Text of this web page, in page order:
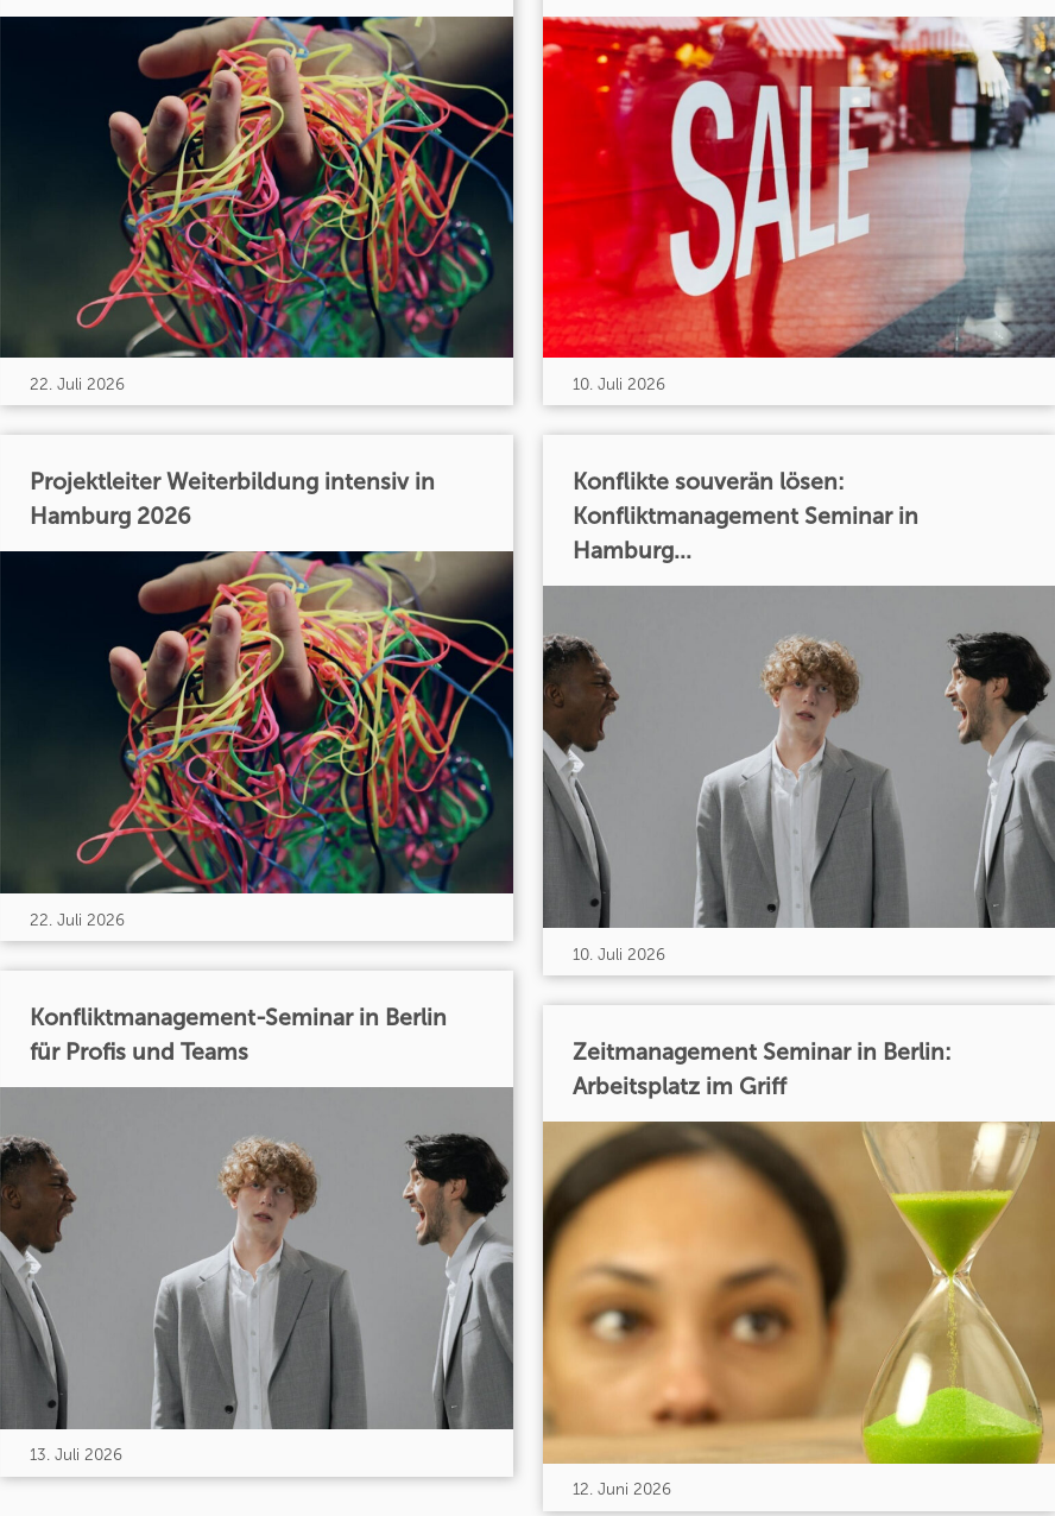
22. Juli 2026
Projektleiter Weiterbildung intensiv in
Hamburg 2026
22. Juli 2026
Konfliktmanagement-Seminar in Berlin
für Profis und Teams
13. Juli 2026
10. Juli 2026
Konflikte souverän lösen:
Konfliktmanagement Seminar in
Hamburg...
10. Juli 2026
Zeitmanagement Seminar in Berlin:
Arbeitsplatz im Griff
12. Juni 2026